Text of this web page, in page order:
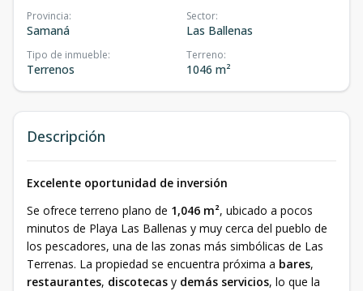
Provincia:
Samaná
Sector:
Las Ballenas
Tipo de inmueble:
Terrenos
Terreno:
1046 m²
Descripción
Excelente oportunidad de inversión
Se ofrece terreno plano de 1,046 m², ubicado a pocos
minutos de Playa Las Ballenas y muy cerca del pueblo de
los pescadores, una de las zonas más simbólicas de Las
Terrenas. La propiedad se encuentra próxima a bares,
restaurantes, discotecas y demás servicios, lo que la